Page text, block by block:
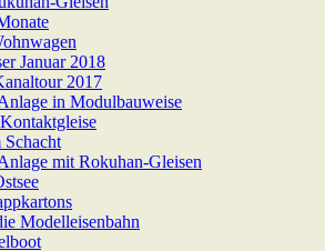
Januar 2018
2017
in Modulbauweise
Schacht
mit Rokuhan-Gleisen
Modelleisenbahn